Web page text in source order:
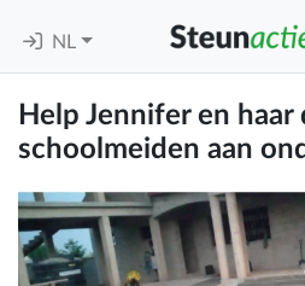
NL
Help Jennifer en haar
schoolmeiden aan